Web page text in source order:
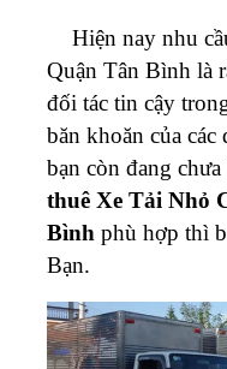
Hiện nay nhu
Quận Tân Bình là
đối tác tin cậy
băn khoăn của
bạn còn đang
thuê Xe Tải Nhỏ
Bình phù hợp thì
Bạn.